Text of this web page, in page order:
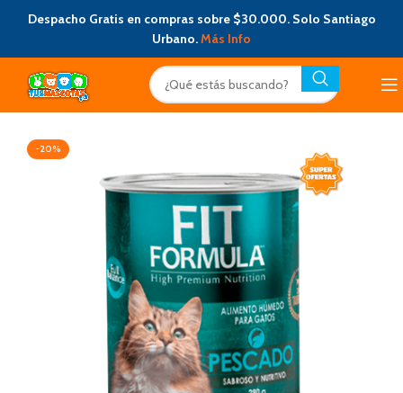
Despacho Gratis en compras sobre $30.000. Solo Santiago
Urbano.Más Info
-20%